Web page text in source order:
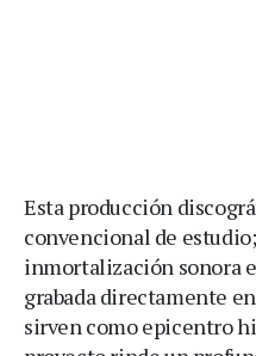
Esta producción
convencional de
inmortalización sonora
grabada directamente
sirven como epicentro